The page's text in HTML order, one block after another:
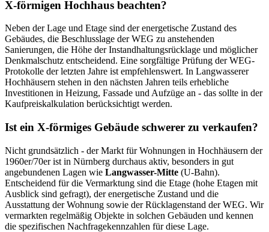
X-förmigen Hochhaus beachten?
Neben der Lage und Etage sind der energetische Zustand des
Gebäudes, die Beschlusslage der WEG zu anstehenden
Sanierungen, die Höhe der Instandhaltungsrücklage und möglicher
Denkmalschutz entscheidend. Eine sorgfältige Prüfung der WEG-
Protokolle der letzten Jahre ist empfehlenswert. In Langwasserer
Hochhäusern stehen in den nächsten Jahren teils erhebliche
Investitionen in Heizung, Fassade und Aufzüge an - das sollte in der
Kaufpreiskalkulation berücksichtigt werden.
Ist ein X-förmiges Gebäude schwerer zu verkaufen?
Nicht grundsätzlich - der Markt für Wohnungen in Hochhäusern der
1960er/70er ist in Nürnberg durchaus aktiv, besonders in gut
angebundenen Lagen wie Langwasser-Mitte (U-Bahn).
Entscheidend für die Vermarktung sind die Etage (hohe Etagen mit
Ausblick sind gefragt), der energetische Zustand und die
Ausstattung der Wohnung sowie der Rücklagenstand der WEG. Wir
vermarkten regelmäßig Objekte in solchen Gebäuden und kennen
die spezifischen Nachfragekennzahlen für diese Lage.